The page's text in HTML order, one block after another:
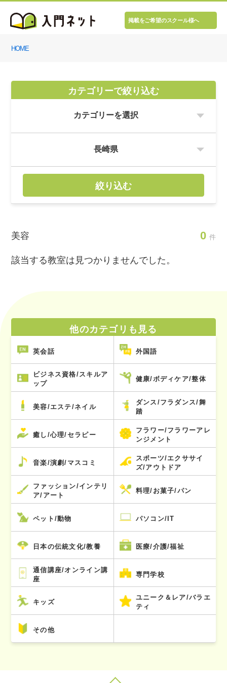
掲載をご希望のスクール様へ
HOME
カテゴリーで絞り込む
絞り込む
美容 0 件
該当する教室は見つかりませんでした。
他のカテゴリも見る
英会話 外国語
ビジネス資格/スキルア
ップ
健康/ボディケア/整体
美容/エステ/ネイル
ダンス/フラダンス/舞
踏
癒し/心理/セラピー
フラワー/フラワーアレ
ンジメント
音楽/演劇/マスコミ
スポーツ/エクササイ
ズ/アウトドア
ファッション/インテリ
ア/アート
料理/お菓子/パン
ペット/動物 パソコン/IT
日本の伝統文化/教養 医療/介護/福祉
通信講座/オンライン講
座
専門学校
キッズ
ユニーク＆レア/バラエ
ティ
その他